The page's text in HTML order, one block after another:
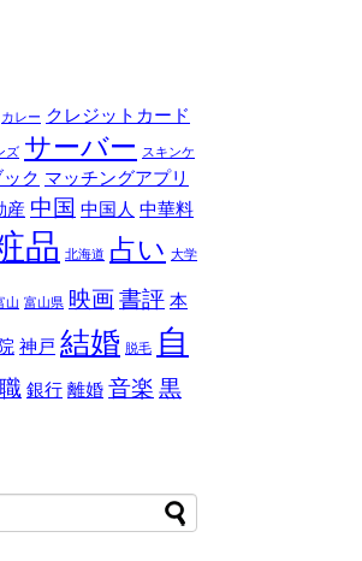
カレー クレジットカード
ズ サーバー スキンケ
ク マッチングアプリ
産 中国 中国人 中華料
品 北海道 占い 大学
山 富山県 映画書評 本
神戸 結婚 脱毛 自
銀行 離婚 音楽 黒